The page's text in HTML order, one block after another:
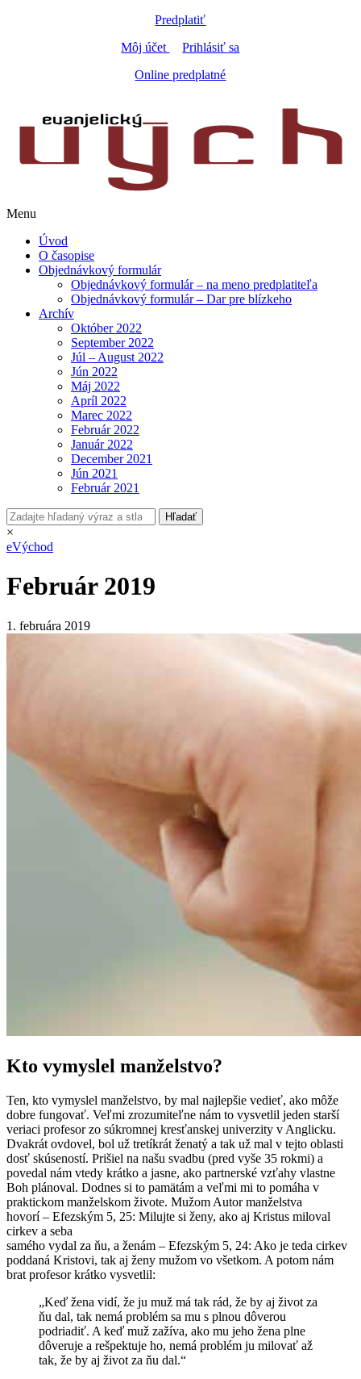
Predplatiť
Môj účet
Prihlásiť sa
Online predplatné
Menu
Úvod
O časopise
Objednávkový formulár
Objednávkový formulár – na meno predplatiteľa
Objednávkový formulár – Dar pre blízkeho
Archív
Október 2022
September 2022
Júl – August 2022
Jún 2022
Máj 2022
Apríl 2022
Marec 2022
Február 2022
Január 2022
December 2021
Jún 2021
Február 2021
×
eVýchod
Február 2019
1. februára 2019
Kto vymyslel manželstvo?
Ten, kto vymyslel manželstvo, by mal najlepšie vedieť, ako môže
dobre fungovať. Veľmi zrozumiteľne nám to vysvetlil jeden starší
veriaci profesor zo súkromnej kresťanskej univerzity v Anglicku.
Dvakrát ovdovel, bol už tretíkrát ženatý a tak už mal v tejto oblasti
dosť skúseností. Prišiel na našu svadbu (pred vyše 35 rokmi) a
povedal nám vtedy krátko a jasne, ako partnerské vzťahy vlastne
Boh plánoval. Dodnes si to pamätám a veľmi mi to pomáha v
praktickom manželskom živote. Mužom Autor manželstva
hovorí – Efezským 5, 25: Milujte si ženy, ako aj Kristus miloval
cirkev a seba
samého vydal za ňu, a ženám – Efezským 5, 24: Ako je teda cirkev
poddaná Kristovi, tak aj ženy mužom vo všetkom. A potom nám
brat profesor krátko vysvetlil:
„Keď žena vidí, že ju muž má tak rád, že by aj život za
ňu dal, tak nemá problém sa mu s plnou dôverou
podriadiť. A keď muž zažíva, ako mu jeho žena plne
dôveruje a rešpektuje ho, nemá problém ju milovať až
tak, že by aj život za ňu dal.“